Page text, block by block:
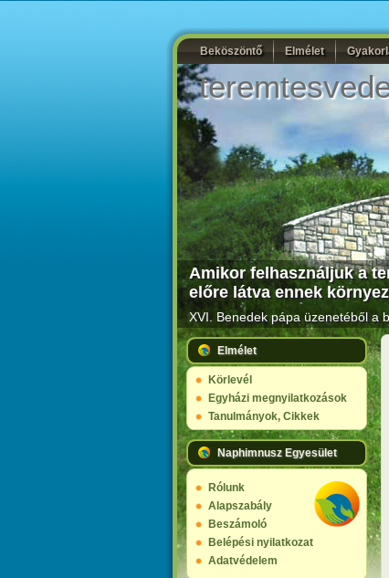
Beköszöntő Elmélet
Amikor felhasználjuk a
előre látva ennek
XVI. Benedek pápa üzenetéből a
Elmélet
Körlevél
Egyházi megnyilatkozások
Tanulmányok, Cikkek
Naphimnusz Egyesület
Rólunk
Alapszabály
Beszámoló
Belépési nyilatkozat
Adatvédelem